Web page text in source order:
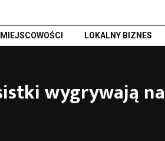
LOKALNY BIZNES
wygrywają na